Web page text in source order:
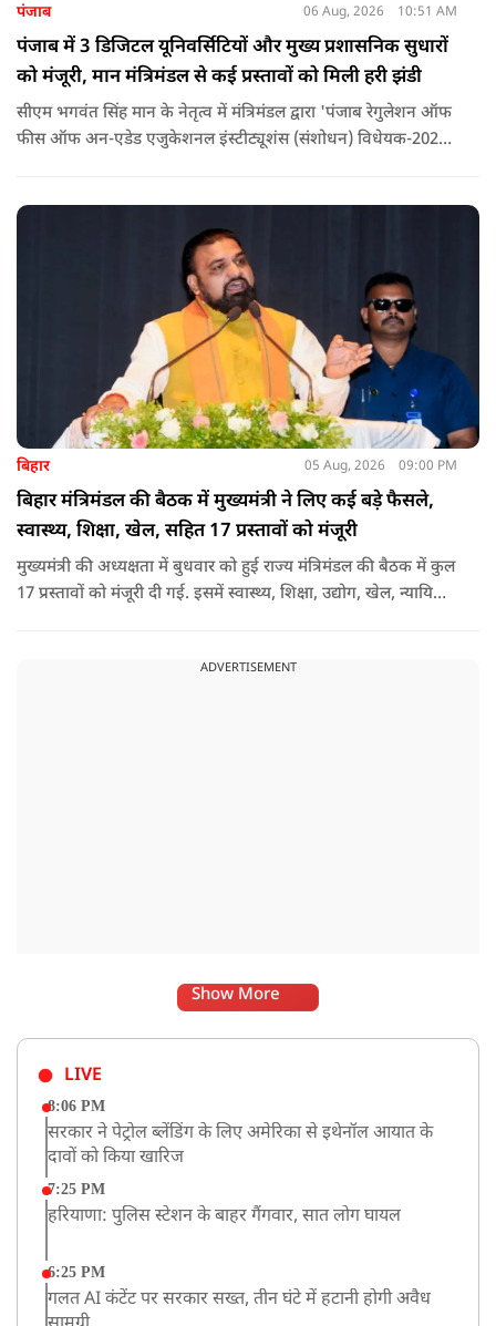
पंजाब 06 Aug, 2026 10:51 AM
पंजाब में 3 डिजिटल यूनिवर्सिटियों और मुख्य प्रशासनिक सुधारों
को मंजूरी, मान मंत्रिमंडल से कई प्रस्तावों को मिली हरी झंडी
सीएम भगवंत सिंह मान के नेतृत्व में मंत्रिमंडल द्वारा 'पंजाब रेगुलेशन ऑफ
फीस ऑफ अन-एडेड एजुकेशनल इंस्टीट्यूशंस (संशोधन) विधेयक-2026'
अन्य प्रस्तावों को भी मंजूरी दी गई है.
बिहार 05 Aug, 2026 09:00 PM
बिहार मंत्रिमंडल की बैठक में मुख्यमंत्री ने लिए कई बड़े फैसले,
स्वास्थ्य, शिक्षा, खेल, सहित 17 प्रस्तावों को मंजूरी
मुख्यमंत्री की अध्यक्षता में बुधवार को हुई राज्य मंत्रिमंडल की बैठक में कुल
17 प्रस्तावों को मंजूरी दी गई. इसमें स्वास्थ्य, शिक्षा, उद्योग, खेल, न्यायिक
ADVERTISEMENT
Show More
LIVE
8:06 PM
सरकार ने पेट्रोल ब्लेंडिंग के लिए अमेरिका से इथेनॉल आयात के
दावों को किया खारिज
7:25 PM
हरियाणा: पुलिस स्टेशन के बाहर गैंगवार, सात लोग घायल
6:25 PM
गलत AI कंटेंट पर सरकार सख्त, तीन घंटे में हटानी होगी अवैध